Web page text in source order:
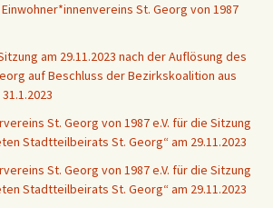
St. Georg von 1987
am 29.11.2023 nach der Auflösung des
auf Beschluss der Bezirkskoalition aus
St. Georg von 1987 e.V. für die Sitzung
Stadtteilbeirats St. Georg“ am 29.11.2023
St. Georg von 1987 e.V. für die Sitzung
Stadtteilbeirats St. Georg“ am 29.11.2023